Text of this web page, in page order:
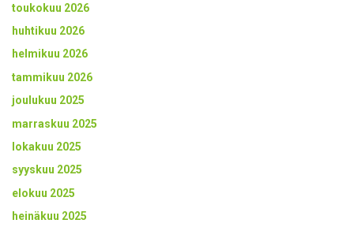
toukokuu 2026
huhtikuu 2026
helmikuu 2026
tammikuu 2026
joulukuu 2025
marraskuu 2025
lokakuu 2025
syyskuu 2025
elokuu 2025
heinäkuu 2025